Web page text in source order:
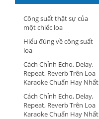
HÀNG
Công suất thật sự của
một chiếc loa
Hiểu đúng về công suất
loa
Cách Chỉnh Echo, Delay,
Repeat, Reverb Trên Loa
Karaoke Chuẩn Hay Nhất
Cách Chỉnh Echo, Delay,
Repeat, Reverb Trên Loa
Karaoke Chuẩn Hay Nhất